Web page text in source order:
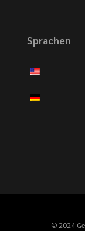
Sprachen
© 2024